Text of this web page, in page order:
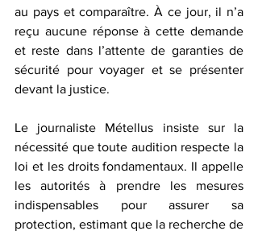
au pays et comparaître. À ce jour, il n’a
reçu aucune réponse à cette demande
et reste dans l’attente de garanties de
sécurité pour voyager et se présenter
devant la justice.
Le journaliste Métellus insiste sur la
nécessité que toute audition respecte la
loi et les droits fondamentaux. Il appelle
les autorités à prendre les mesures
indispensables pour assurer sa
protection, estimant que la recherche de